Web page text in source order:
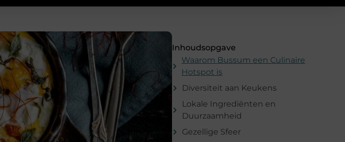
Inhoudsopgave
Waarom Bussum een Culinaire
Hotspot is
Diversiteit aan Keukens
Lokale Ingrediënten en
Duurzaamheid
Gezellige Sfeer